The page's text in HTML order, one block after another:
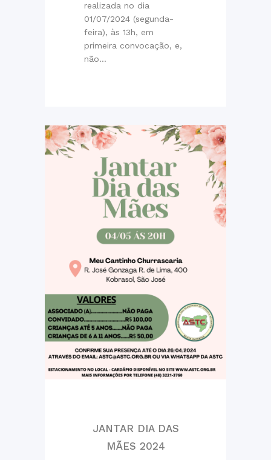
realizada no dia
01/07/2024 (segunda-
feira), às 13h, em
primeira convocação, e,
não...
JANTAR DIA DAS
MÃES 2024